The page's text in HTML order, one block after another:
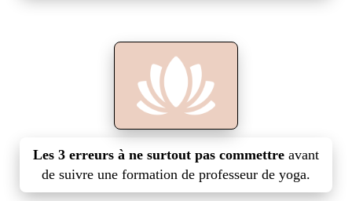
Les 3 erreurs à ne surtout pas commettre avant
de suivre une formation de professeur de yoga.